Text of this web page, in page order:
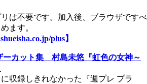
は不要です。加入後、ブラウザですべ
ます。
plus】
カット集 村島未悠『虹色の女神～
に収録しきれなかった『週プレ プラ